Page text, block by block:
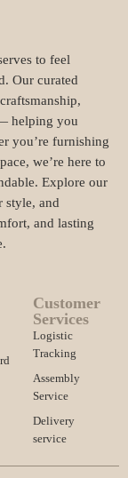
to feel
Our curated
helping you
you’re furnishing
we’re here to
Explore our
style, and
and lasting
Customer
Services
Logistic
Tracking
Assembly
Service
Delivery
service